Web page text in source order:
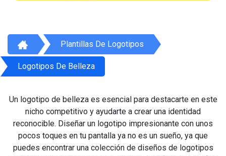
Plantillas De Logotipos
Logotipos De Belleza
Un logotipo de belleza es esencial para destacarte en este
nicho competitivo y ayudarte a crear una identidad
reconocible. Diseñar un logotipo impresionante con unos
pocos toques en tu pantalla ya no es un sueño, ya que
puedes encontrar una colección de diseños de logotipos